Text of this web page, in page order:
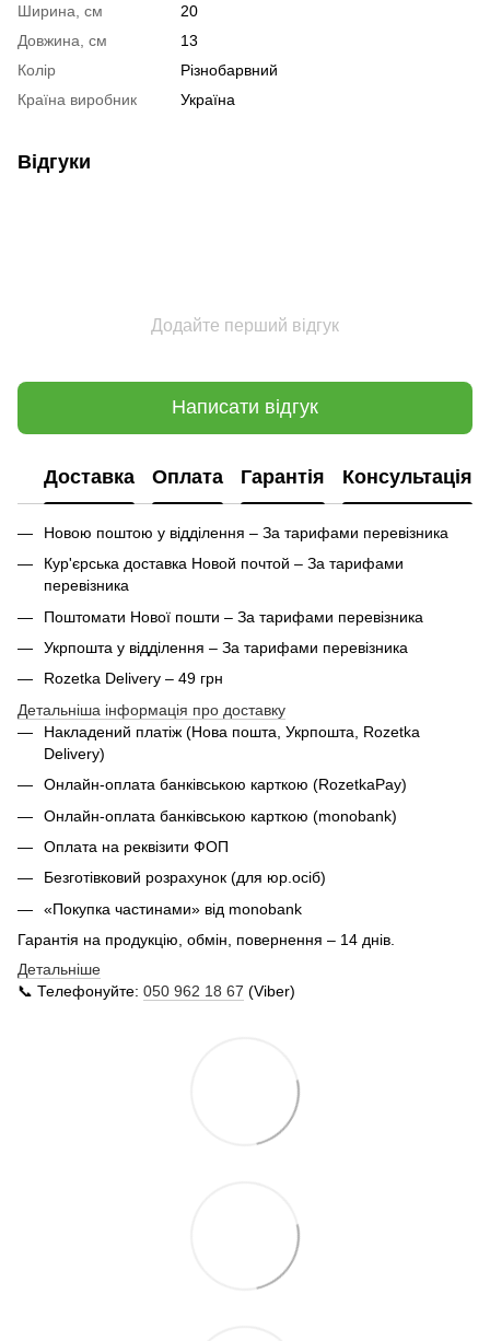
Ширина, см
20
Довжина, см
13
Колір
Різнобарвний
Країна виробник
Україна
Відгуки
Додайте перший відгук
Написати відгук
Доставка Оплата Гарантія Консультація
Новою поштою у відділення – За тарифами перевізника
Кур'єрська доставка Новой почтой – За тарифами
перевізника
Поштомати Нової пошти – За тарифами перевізника
Укрпошта у відділення – За тарифами перевізника
Rozetka Delivery – 49 грн
Детальніша інформація про доставку
Накладений платіж (Нова пошта, Укрпошта, Rozetka
Delivery)
Онлайн-оплата банківською карткою (RozetkaPay)
Онлайн-оплата банківською карткою (monobank)
Оплата на реквізити ФОП
Безготівковий розрахунок (для юр.осіб)
«Покупка частинами» від monobank
Гарантія на продукцію, обмін, повернення – 14 днів.
Детальніше
📞 Телефонуйте: 050 962 18 67 (Viber)